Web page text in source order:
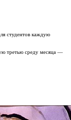
студентов каждую
третью среду месяца —